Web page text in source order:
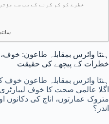
6. خطرے کو کم کرنے کے سب سے
ہنٹا وائرس بمقابلہ طاعون:
خطرات کے پیچھے کی حقیقت
ہنٹا وائرس بمقابلہ طاعون خوف
اگلا عالمی صحت کا خوف
متروک عمارتوں، اناج کی
اندر؟